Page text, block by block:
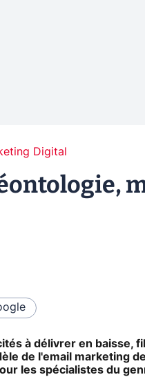
Digital
à délivrer en baisse,
de l'email marketing
les spécialistes du